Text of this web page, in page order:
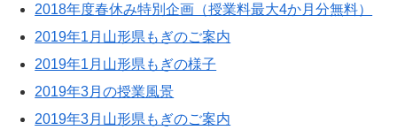
2018年度春休み特別企画（授業料最大4か月分無料）
2019年1月山形県もぎのご案内
2019年1月山形県もぎの様子
2019年3月の授業風景
2019年3月山形県もぎのご案内